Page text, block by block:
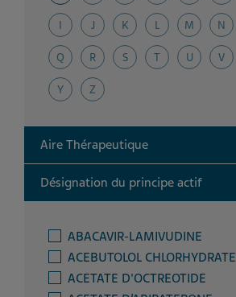
I J K L M N
Q R S T U V
Y Z
Aire Thérapeutique
Désignation du principe actif
ABACAVIR-LAMIVUDINE
ACEBUTOLOL CHLORHYDRATE
ACETATE D'OCTREOTIDE